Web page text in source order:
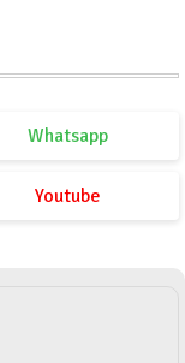
Whatsapp
Youtube